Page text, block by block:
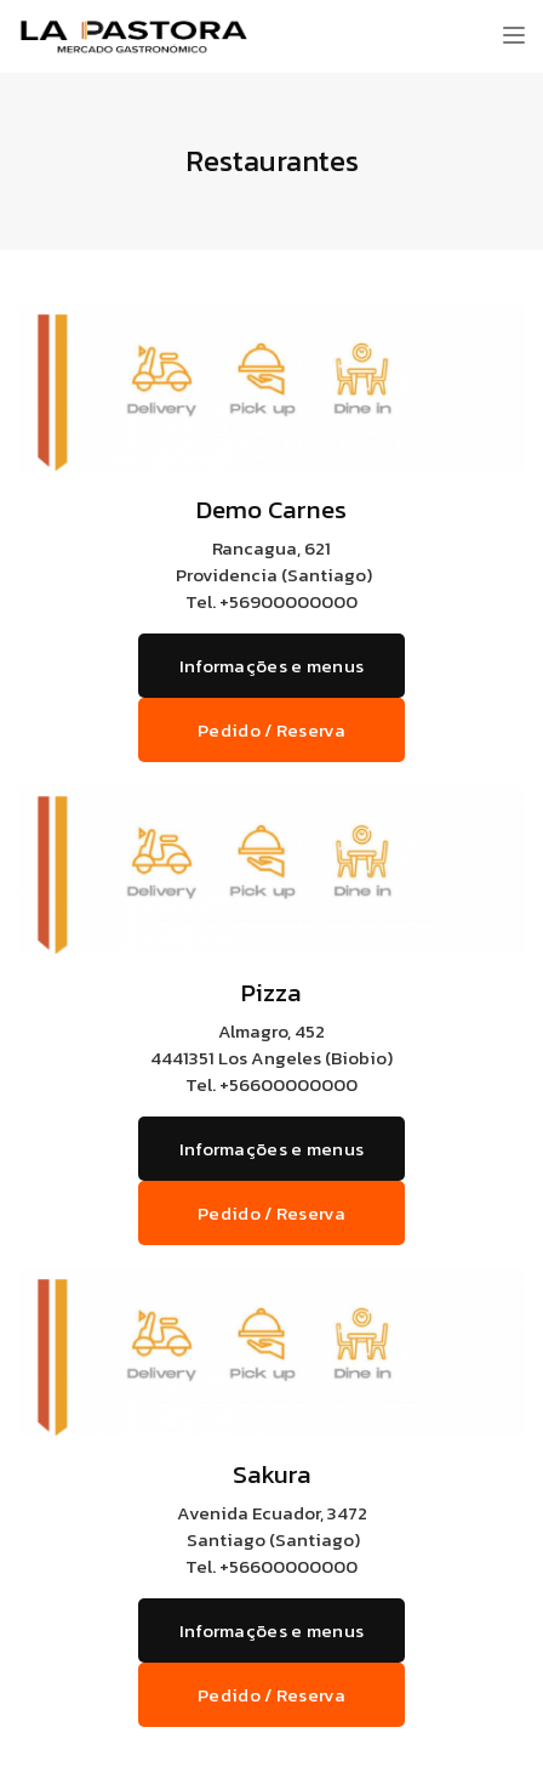
Restaurantes
Demo Carnes
Rancagua, 621
Providencia (Santiago)
Tel.+56900000000
Informações e menus
Pedido / Reserva
Pizza
Almagro, 452
4441351 Los Angeles (Biobio)
Tel.+56600000000
Informações e menus
Pedido / Reserva
Sakura
Avenida Ecuador, 3472
Santiago (Santiago)
Tel.+56600000000
Informações e menus
Pedido / Reserva